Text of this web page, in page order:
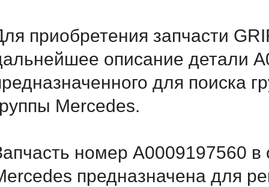
приобретения запчасти
описание детали
для поиска
Mercedes.
номер A0009197560 в
предназначена для